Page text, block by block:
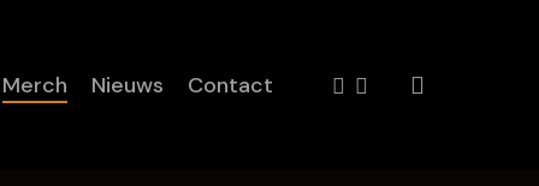
Merch Nieuws Contact facebook
instagram